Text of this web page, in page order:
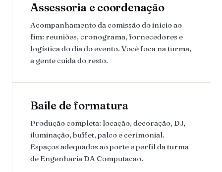
Assessoria e coordenação
Acompanhamento da comissão do início ao
fim: reuniões, cronograma, fornecedores e
logística do dia do evento. Você foca na turma,
a gente cuida do resto.
Baile de formatura
Produção completa: locação, decoração, DJ,
iluminação, buffet, palco e cerimonial.
Espaços adequados ao porte e perfil da turma
de Engenharia DA Computacao.